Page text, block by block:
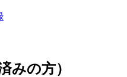
みの方）